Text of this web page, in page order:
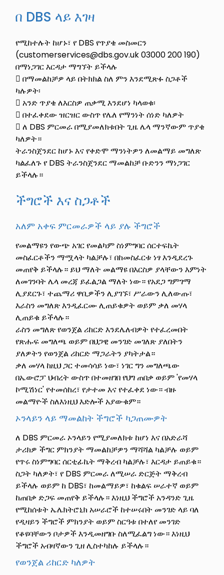
በ DBS ላይ እገዛ
የሚከተሉት ከሆኑ፣ የ DBS የጥያቄ መስመርን
(customerservices@dbs.gov.uk 03000 200 190)
በማነጋገር እርዳታ ማግኘት ይችላሉ
 በማመልከቻዎ ላይ በትክክል ስለ ምን እንደሚጽፉ ስጋቶች
ካሉዎት፡
 አንድ ጥያቄ ለእርስዎ ጠቃሚ እንደሆነ ካላወቁ፡
 በተፈቀደው ዝርዝር ውስጥ የሌለ የማንነት ሰነድ ካለዎት
 ለ DBS ምርመራ በሚያመለክቱበት ጊዜ ሌላ ማንኛውም ጥያቄ
ካለዎት።
ትራንስጀንደር ከሆኑ እና የቀድሞ ማንነትዎን ለመልማይ መግለጽ
ካልፈለጉ የ DBS ትራንስጀንደር ማመልከቻ ቡድንን ማነጋገር
ይችላሉ።
ችግሮች እና ስጋቶች
አለም አቀፍ ምርመራዎች ላይ ያሉ ችግሮች
የመልማዩን የውጭ አገር የመልካም ስነምግባር ሰርተፍኬት
መስፈርቶችን ማሟላት ካልቻሉ፣ በከመስፈርቱ ነፃ እንዲደረጉ
መጠየቅ ይችላሉ። ይህ ማለት መልማዩ በእርስዎ ያላቸውን እምነት
ለመገንባት ሌላ መረጃ ይፈልጋል ማለት ነው። የአደጋ ግምገማ
ሊያደርጉ፣ ተጨማሪ ዋቢዎችን ሊያገኙ፣ ሥራውን ሊለውጡ፣
እራስን መግለጽ እንዲፈርሙ ሊጠይቁዎት ወይም ቃለ መሃላ
ሊጠይቁ ይችላሉ።
ራስን መግለጽ የወንጀል ሪከርድ እንደሌለብዎት የተፈረመበት
የጽሑፍ መግለጫ ወይም በህጋዊ መንገድ መገለጽ ያለበትን
ያለዎትን የወንጀል ሪከርድ ማጋራትን ያካትታል።
ቃለ መሃላ ከዚህ ጋር ተመሳሳይ ነው፣ ነገር ግን መግለጫው
በኤውሮፓ ህብረት ውስጥ በተመዘገበ የህግ ጠበቃ ወይም 'የመሃላ
ኮሚሽነር' የተመሰከረ፣ የታተመ እና የተፈቀደ ነው። ብዙ
መልማዮች ስለእነዚህ እድሎች አያውቁም።
ኦንላይን ላይ ማመልከት ችግሮች ካጋጠሙዎት
ለ DBS ምርመራ ኦንላይን የሚያመለክቱ ከሆነ እና በአድራሻ
ታሪክዎ ችግር ምክንያት ማመልከቻዎን ማሻሻል ካልቻሉ ወይም
የጥሩ ስነምግባር ሰርቲፊኬት ማቅረብ ካልቻሉ፣ እርዳታ ይጠይቁ።
ስጋት ካለዎት፣ የ DBS ምርመራ ለሚሠራ ድርጅት ማቅረብ
ይችላሉ ወይም ከ DBS፣ ከመልማይዎ፣ ከቁልፍ ሠራተኛ ወይም
ከጠበቃ ድጋፍ መጠየቅ ይችላሉ። እነዚህ ችግሮች አንዳንድ ጊዜ
የሚከሰቱት ኤሌክትሮኒክ አሠራሮች ከተሠሩበት መንገድ ላይ ባለ
የዲዛይን ችግሮች ምክንያት ወይም ስርዓቱ በተለየ መንገድ
የቆዩባቸውን ቦታዎች እንዲመዘግቡ ስለሚፈልግ ነው። እነዚህ
ችግሮች አብዛኛውን ጊዘ ሊስተካከሉ ይችላሉ።
የወንጀል ሪከርድ ካለዎት